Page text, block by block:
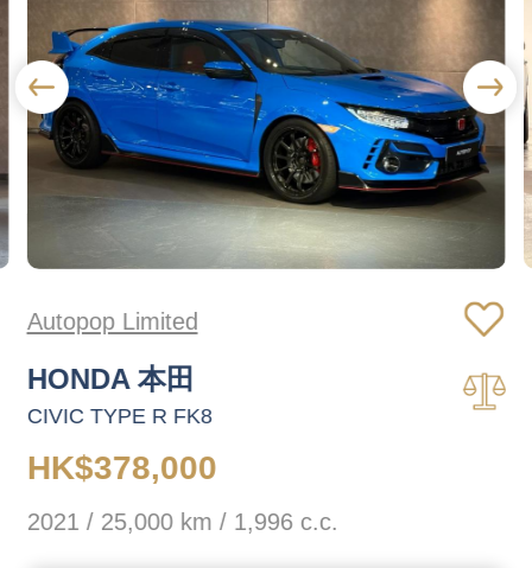
Autopop Limited
HONDA 本田
CIVIC TYPE R FK8
HK$378,000
2021 / 25,000 km / 1,996 c.c.